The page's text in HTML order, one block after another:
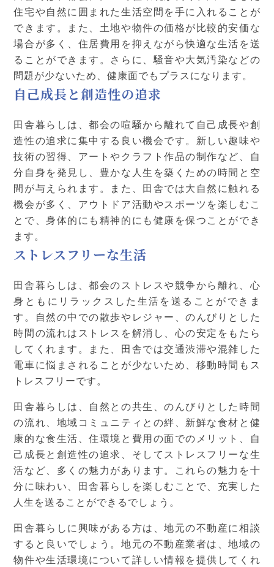
住宅や自然に囲まれた生活空間を手に入れることが
できます。また、土地や物件の価格が比較的安価な
場合が多く、住居費用を抑えながら快適な生活を送
ることができます。さらに、騒音や大気汚染などの
問題が少ないため、健康面でもプラスになります。
自己成長と創造性の追求
田舎暮らしは、都会の喧騒から離れて自己成長や創
造性の追求に集中する良い機会です。新しい趣味や
技術の習得、アートやクラフト作品の制作など、自
分自身を発見し、豊かな人生を築くための時間と空
間が与えられます。また、田舎では大自然に触れる
機会が多く、アウトドア活動やスポーツを楽しむこ
とで、身体的にも精神的にも健康を保つことができ
ます。
ストレスフリーな生活
田舎暮らしは、都会のストレスや競争から離れ、心
身ともにリラックスした生活を送ることができま
す。自然の中での散歩やレジャー、のんびりとした
時間の流れはストレスを解消し、心の安定をもたら
してくれます。また、田舎では交通渋滞や混雑した
電車に悩まされることが少ないため、移動時間もス
トレスフリーです。
田舎暮らしは、自然との共生、のんびりとした時間
の流れ、地域コミュニティとの絆、新鮮な食材と健
康的な食生活、住環境と費用の面でのメリット、自
己成長と創造性の追求、そしてストレスフリーな生
活など、多くの魅力があります。これらの魅力を十
分に味わい、田舎暮らしを楽しむことで、充実した
人生を送ることができるでしょう。
田舎暮らしに興味がある方は、地元の不動産に相談
すると良いでしょう。地元の不動産業者は、地域の
物件や生活環境について詳しい情報を提供してくれ